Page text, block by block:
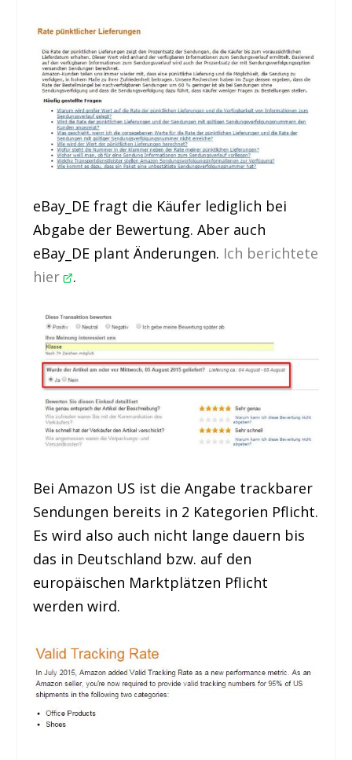
eBay_DE fragt die Käufer lediglich bei
Abgabe der Bewertung. Aber auch
eBay_DE plant Änderungen. Ich berichtete
hier .
Bei Amazon US ist die Angabe trackbarer
Sendungen bereits in 2 Kategorien Pflicht.
Es wird also auch nicht lange dauern bis
das in Deutschland bzw. auf den
europäischen Marktplätzen Pflicht
werden wird.